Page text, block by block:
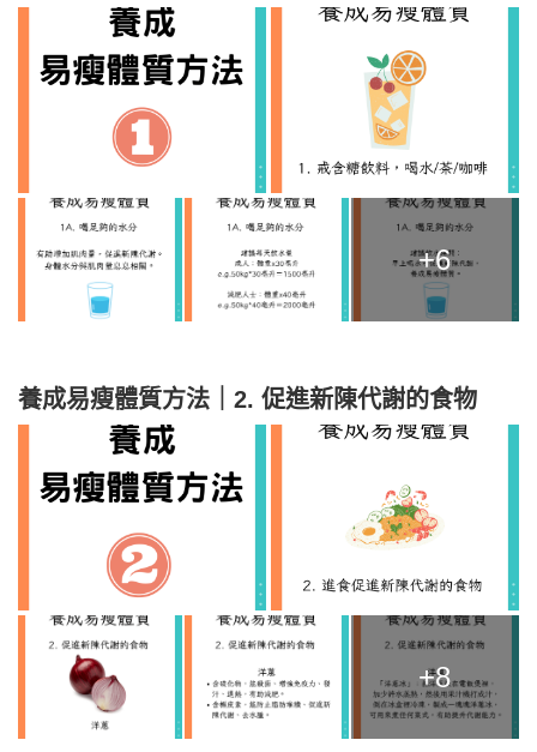
+6
養成易瘦體質方法｜2. 促進新陳代謝的食物
+8